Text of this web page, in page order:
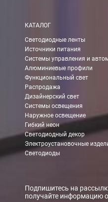
КАТАЛОГ
Светодиодные ленты
Источники питания
Системы управления и
Алюминиевые профили
Функциональный свет
Распродажа
Дизайнерский свет
Системы освещения
Наружное освещение
Гибкий неон
Светодиодный декор
Электроустановочные
Светодиоды
Подпишитесь на
получайте информацию